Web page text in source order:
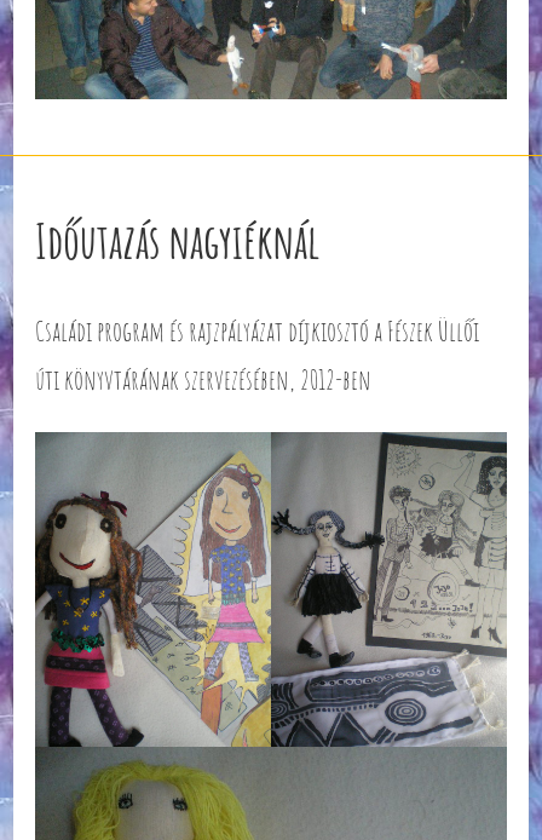
Időutazás nagyiéknál
Családi program és rajzpályázat díjkiosztó a Fészek Üllői
úti könyvtárának szervezésében, 2012-ben